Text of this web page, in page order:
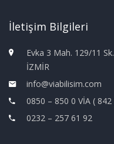
İletişim Bilgileri
Evka 3 Mah. 129/11
İZMİR
info@viabilisim.com
0850 – 850 0 VİA ( 842
0232 – 257 61 92